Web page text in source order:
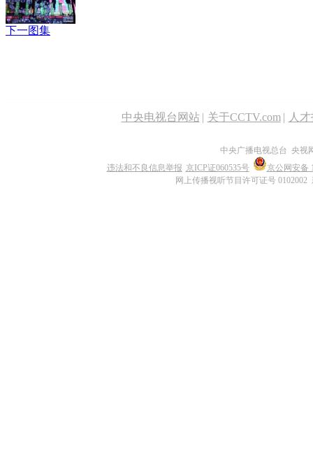
下一图集
中央电视台网站 | 关于CCTV.com | 人
中央广播电视总台 央视
违法和不良信息举报 京ICP证060535号
京公网安备
网上传播视听节目许可证号 0102002